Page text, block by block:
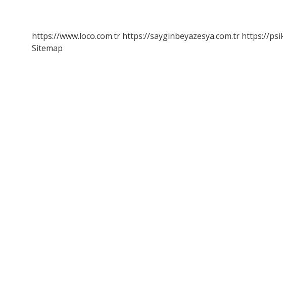
https://www.loco.com.tr https://sayginbeyazesya.com.tr https://
Sitemap